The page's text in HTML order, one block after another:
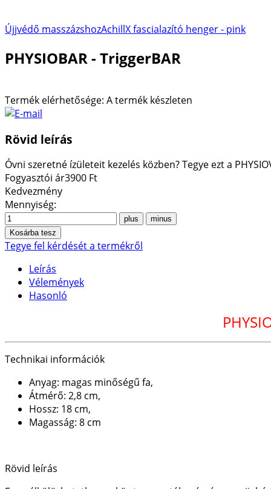
Újjvédő masszázshozAchillX fascialazító henger - pink
PHYSIOBAR - TriggerBAR
Termék elérhetősége: A termék készleten
Rövid leírás
Óvni szeretné ízületeit kezelés közben? Tegye ezt a
Fogyasztói ár3900 Ft
Kedvezmény
Mennyiség:
Tegye fel kérdését a termékről
Leírás
Vélemények
Hasonló
Technikai információk
Anyag: magas minőségű fa,
Átmérő: 2,8 cm,
Hossz: 18 cm,
Magasság: 8 cm
Rövid leírás